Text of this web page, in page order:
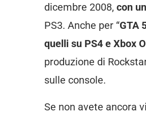
dicembre 2008, con
PS3. Anche per “GTA
quelli su PS4 e Xbox
produzione di
sulle console.
Se non avete ancora